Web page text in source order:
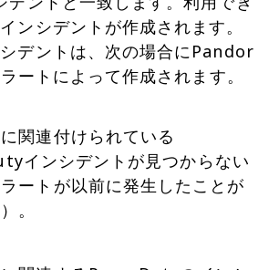
ンシデントが作成されます。
デントは、次の場合にPandor
ートによって作成されます。
関連付けられている
インシデントが見つからない
ラートが以前に発生したことが
。